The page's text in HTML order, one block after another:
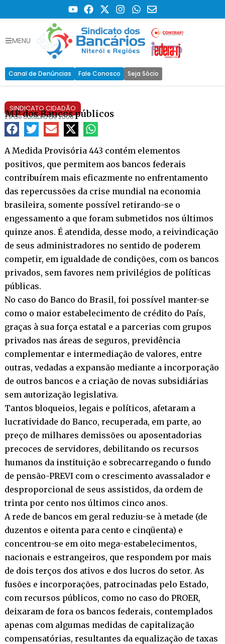
MENU
Canal de Denúncias Fale Conosco Seja Sócio
SINDICATO CIDADÃO
MP dos Bancos públicos
29 de outubro de 2008
A Medida Provisória 443 contém elementos
positivos, que permitem aos bancos federais
contribuírem mais eficazmente no enfrentamento
das repercussões da crise mundial na economia
brasileira, somente possível retirando-se o
engessamento a que foram submetidos nos últimos
quinze anos. É atendida, desse modo, a reivindicação
de seus administradores no sentido de poderem
competir, em igualdade de condições, com os bancos
privados, sem favores nem privilégios de políticas
públicas.
No caso do Banco do Brasil, foi possível manter-se
como o maior estabelecimento de crédito do País,
graças à sua força estatal e a parcerias com grupos
privados nas áreas de seguros, previdência
complementar e intermediação de valores, entre
outras, vedadas a expansão mediante a incorporação
de outros bancos e a criação de novas subsidiárias
sem autorização legislativa.
Tantos bloqueios, legais e políticos, afetaram a
lucratividade do Banco, recuperada, em parte, ao
preço de milhares demissões ou aposentadorias
precoces de servidores, debilitando os recursos
humanos da instituição e sobrecarregando o fundo
de pensão-PREVI com o crescimento avassalador e
desproporcional de seus assistidos, da ordem de
trinta por cento nos últimos cinco anos.
A rede de bancos em geral reduziu-se à metade (de
duzentos e oitenta para cento e cinqüenta) e
concentrou-se em oito mega-estabelecimentos,
nacionais e estrangeiros, que respondem por mais
de dois terços dos ativos e dos lucros do setor. As
fusões e incorporações, patrocinadas pelo Estado,
com recursos públicos, como no caso do PROER,
deixaram de fora os bancos federais, contemplados
apenas com algumas medidas de capitalização
compensatórias, resultantes da equalização de taxas